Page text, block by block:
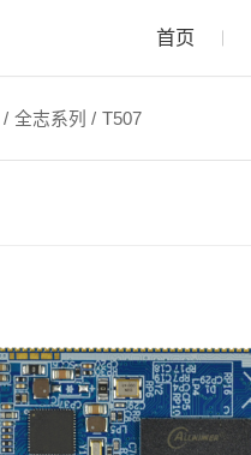
首页
/ 全志系列 / T507